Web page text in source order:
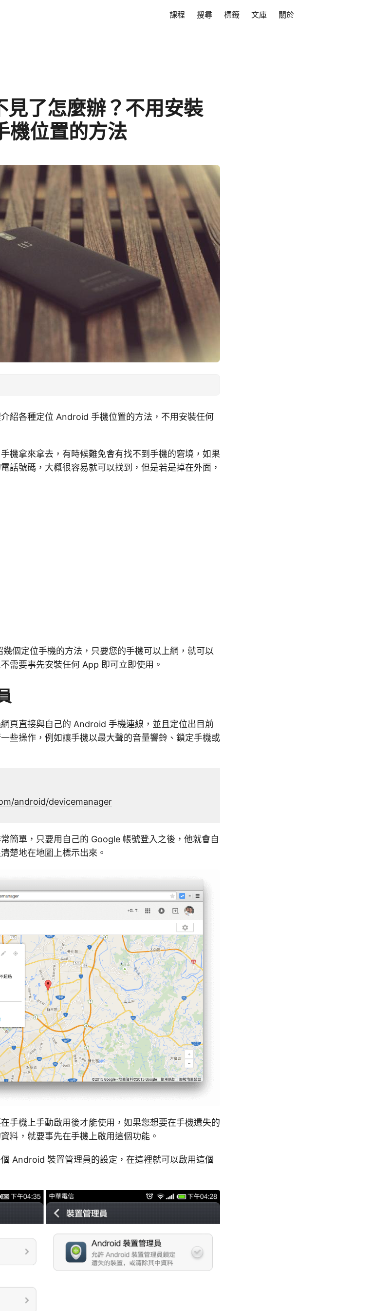
課程 搜尋 標籤 文庫 關於
了怎麼辦？不用安裝
機位置的方法
紹各種定位 Android 手機位置的方法，不用安裝任何
機拿來拿去，有時候難免會有找不到手機的窘境，如果
話號碼，大概很容易就可以找到，但是若是掉在外面，
個定位手機的方法，只要您的手機可以上網，就可以
需要事先安裝任何 App 即可立即使用。
頁直接與自己的 Android 手機連線，並且定位出目前
些操作，例如讓手機以最大聲的音量響鈴、鎖定手機或
android/devicemanager
簡單，只要用自己的 Google 帳號登入之後，他就會自
楚地在地圖上標示出來。
手機上手動啟用後才能使用，如果您想要在手機遺失的
料，就要事先在手機上啟用這個功能。
Android 裝置管理員的設定，在這裡就可以啟用這個